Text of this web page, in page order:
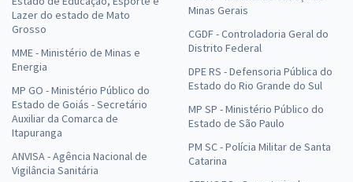
Lazer do estado de Mato
Grosso
MME - Ministério de Minas e
Energia
MP GO - Ministério Público do
Estado de Goiás - Secretário
Auxiliar da Comarca de
Itapuranga
ANVISA - Agência Nacional de
Vigilância Sanitária
Minas Gerais
CGDF - Controladoria Geral do
Distrito Federal
DPE RS - Defensoria Pública do
Estado do Rio Grande do Sul
MP SP - Ministério Público do
Estado de São Paulo
PM SC - Polícia Militar de Santa
Catarina